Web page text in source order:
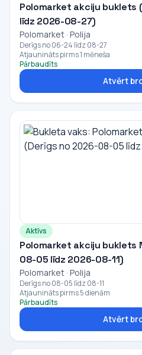
Polomarket akciju buklets
līdz 2026-08-27)
Polomarket · Polija
Derīgs no 06-24 līdz 08-27
Atjaunināts pirms 1 mēneša
Pārbaudīts
Atvērt
Aktīvs
Polomarket akciju buklets
08-05 līdz 2026-08-11)
Polomarket · Polija
Derīgs no 08-05 līdz 08-11
Atjaunināts pirms 5 dienām
Pārbaudīts
Atvērt